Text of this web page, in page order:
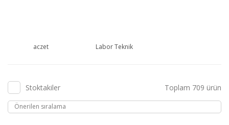
aczet Labor Teknik
Stoktakiler Toplam 709 ürün